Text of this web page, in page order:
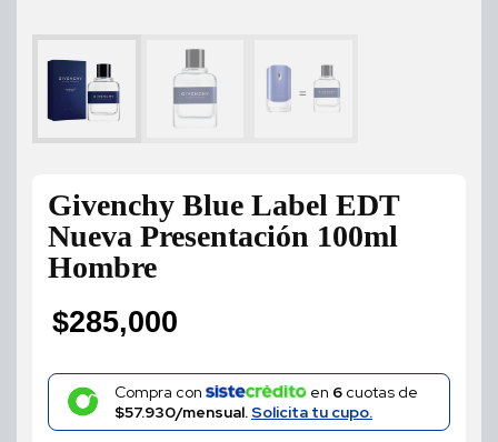
Givenchy Blue Label EDT
Nueva Presentación 100ml
Hombre
$285,000
Compra con en 6cuotas de
$57.930/mensual.Solicita tu cupo.